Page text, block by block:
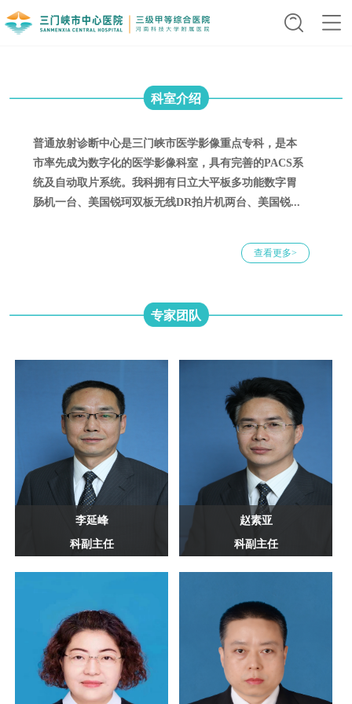
科室介绍
普通放射诊断中心是三门峡市医学影像重点专科，是本
市率先成为数字化的医学影像科室，具有完善的PACS系
统及自动取片系统。我科拥有日立大平板多功能数字胃
肠机一台、美国锐珂双板无线DR拍片机两台、美国锐...
查看更多>
专家团队
李延峰
科副主任
赵素亚
科副主任